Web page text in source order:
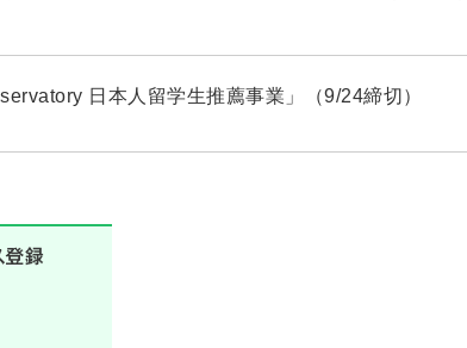
日本人留学生推薦事業」（9/24締切）